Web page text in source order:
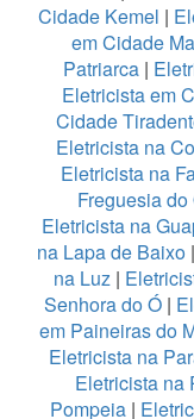
Cidade Kemel |
em Cidade
Patriarca |
Eletricista em
Cidade
Eletricista na
Eletricista na
Freguesia do
Eletricista na
na Lapa de Baixo |
na Luz |
Senhora do Ó |
em Paineiras do
Eletricista na
Eletricista na
Pompeia |